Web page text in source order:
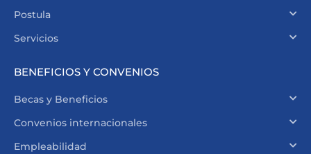
Postula
Servicios
BENEFICIOS Y CONVENIOS
Becas y Beneficios
Convenios internacionales
Empleabilidad